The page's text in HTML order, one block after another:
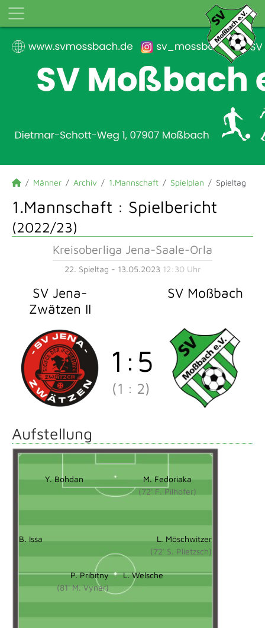
Männer Archiv 1.Mannschaft Spielplan Spieltag
1.Mannschaft : Spielbericht
(2022/23)
Kreisoberliga Jena-Saale-Orla
22. Spieltag - 13.05.2023 12:30 Uhr
SV Jena-
Zwätzen II
SV Moßbach
1 : 5
(1 : 2)
Aufstellung
Y. Bohdan
M. Fedoriaka
(72' F. Pilhofer)
B. Issa
L. Möschwitzer
(72' S. Plietzsch)
P. Pribitny
(81' M. Vynar)
L. Welsche